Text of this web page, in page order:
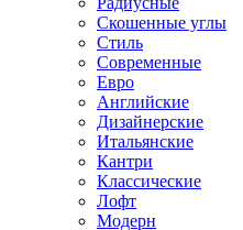
Скошенные углы
Стиль
Современные
Евро
Английские
Дизайнерские
Итальянские
Кантри
Классические
Лофт
Модерн